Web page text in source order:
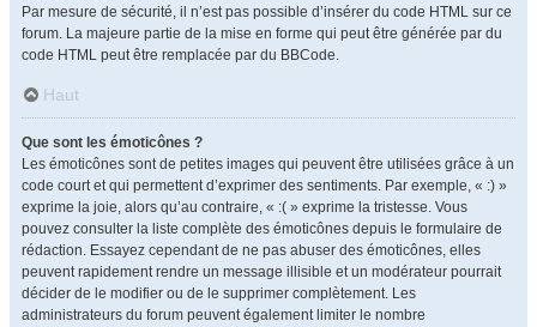
Par mesure de sécurité, il n’est pas possible d’insérer du code HTML sur ce
forum. La majeure partie de la mise en forme qui peut être générée par du
code HTML peut être remplacée par du BBCode.
Haut
Que sont les émoticônes ?
Les émoticônes sont de petites images qui peuvent être utilisées grâce à un
code court et qui permettent d’exprimer des sentiments. Par exemple, « :) »
exprime la joie, alors qu’au contraire, « :( » exprime la tristesse. Vous
pouvez consulter la liste complète des émoticônes depuis le formulaire de
rédaction. Essayez cependant de ne pas abuser des émoticônes, elles
peuvent rapidement rendre un message illisible et un modérateur pourrait
décider de le modifier ou de le supprimer complètement. Les
administrateurs du forum peuvent également limiter le nombre